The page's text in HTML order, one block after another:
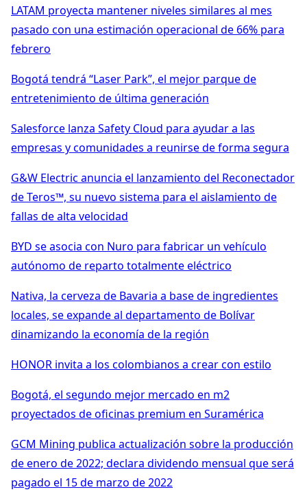
LATAM proyecta mantener niveles similares al mes
pasado con una estimación operacional de 66% para
febrero
Bogotá tendrá “Laser Park”, el mejor parque de
entretenimiento de última generación
Salesforce lanza Safety Cloud para ayudar a las
empresas y comunidades a reunirse de forma segura
G&W Electric anuncia el lanzamiento del Reconectador
de Teros™, su nuevo sistema para el aislamiento de
fallas de alta velocidad
BYD se asocia con Nuro para fabricar un vehículo
autónomo de reparto totalmente eléctrico
Nativa, la cerveza de Bavaria a base de ingredientes
locales, se expande al departamento de Bolívar
dinamizando la economía de la región
HONOR invita a los colombianos a crear con estilo
Bogotá, el segundo mejor mercado en m2
proyectados de oficinas premium en Suramérica
GCM Mining publica actualización sobre la producción
de enero de 2022; declara dividendo mensual que será
pagado el 15 de marzo de 2022